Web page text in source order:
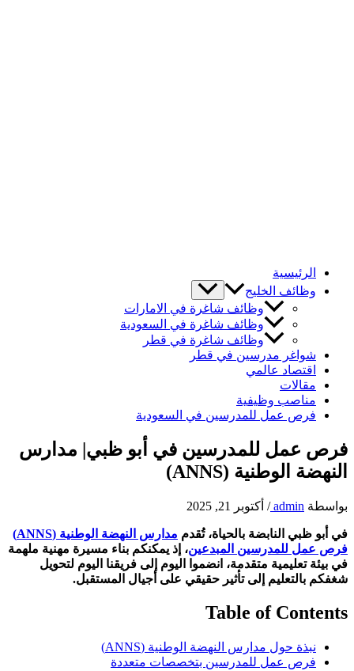
الرئيسية
وظائف الخليج
وظائف شاغرة في الامارات
وظائف شاغرة في السعودية
وظائف شاغرة في قطر
شواغر مدرسين في قطر
اقتصاد عالمي
مقالات
مناصب وظيفية
فرص عمل للمدرسين في السعودية
فرص عمل للمدرسين في أبو ظبي| مدارس
النهضة الوطنية (ANNS)
بواسطة admin
/ أكتوبر 21, 2025
في أبو ظبي النابضة بالحياة، تُقدم
مدارس النهضة الوطنية (ANNS)
فرص عمل للمدرسين المبدعين، إذ يمكنكم بناء مسيرة مهنية ملهمة
في بيئة تعليمية متقدمة، انضموا اليوم إلى فريقنا اليوم لتحويل
شغفكم بالتعليم إلى تأثير حقيقي على أجيال المستقبل.
Table of Contents
نبذة حول مدارس النهضة الوطنية (ANNS)
فرص عمل للمدرسين بتخصصات متعددة